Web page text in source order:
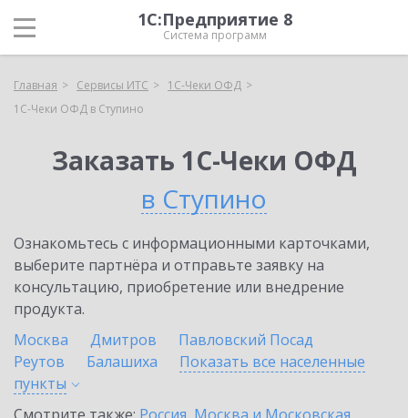
1С:Предприятие 8
Система программ
Главная Сервисы ИТС
1С-Чеки ОФД
1С-Чеки ОФД в Ступино
Заказать 1С-Чеки ОФД
в Ступино
Ознакомьтесь с информационными карточками,
выберите партнёра и отправьте заявку на
консультацию, приобретение или внедрение
продукта.
Москва
Дмитров
Павловский Посад
Реутов
Балашиха
Показать все населенные
пункты